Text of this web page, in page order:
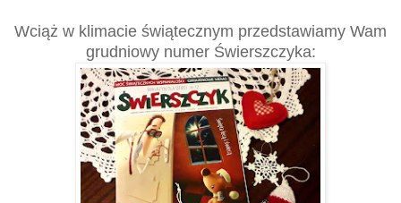
Wciąż w klimacie świątecznym przedstawiamy Wam
grudniowy numer Świerszczyka: